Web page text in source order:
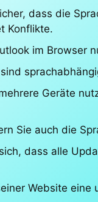
dass die
Konflikte.
im Browser
Geräte
Sie auch die
dass alle
Website eine